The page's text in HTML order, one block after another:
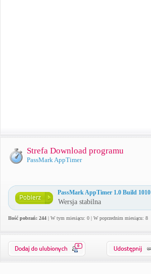
Strefa Download programu
PassMark AppTimer
PassMark AppTimer 1.0 Build 1010
Wersja stabilna
Ilość pobrań: 244 | W tym miesiącu: 0 | W poprzednim miesiącu: 8
0